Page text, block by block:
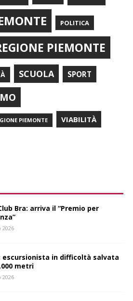
POLITICA
PIEMONTE
SCUOLA SPORT
PIEMONTE VIABILITÀ
Bra: arriva il “Premio per
2026
escursionista in difficoltà salvata
metri
2026